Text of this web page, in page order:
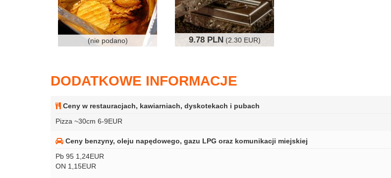
(nie podano) 9.78 PLN (2.30 EUR)
DODATKOWE INFORMACJE
Ceny w restauracjach, kawiarniach, dyskotekach i pubach
Pizza ~30cm 6-9EUR
Ceny benzyny, oleju napędowego, gazu LPG oraz komunikacji miejskiej
Pb 95 1,24EUR
ON 1,15EUR